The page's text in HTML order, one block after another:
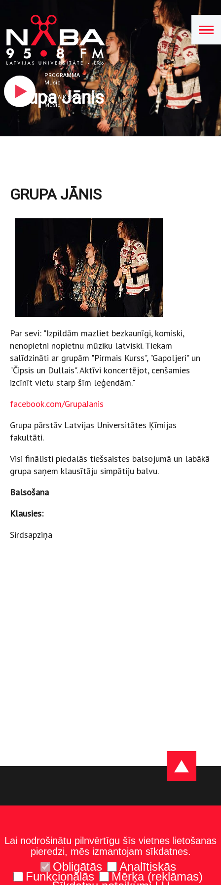
PROGRAMMA
Music
PAŠLAIK SKAN
Music
Grupa Jānis
GRUPA JĀNIS
Par sevi: "Izpildām mazliet bezkaunīgi, komiski,
nenopietni nopietnu mūziku latviski. Tiekam
salīdzināti ar grupām "Pirmais Kurss", "Gapoljeri" un
"Čipsis un Dullais". Aktīvi koncertējot, cenšamies
izcīnīt vietu starp šīm leģendām."
facebook.com/GrupaJanis
Grupa pārstāv Latvijas Universitātes Ķīmijas
fakultāti.
Visi finālisti piedalās tiešsaistes balsojumā un labākā
grupa saņem klausītāju simpātiju balvu.
Balsošana
Klausies:
Sirdsapziņa
Lai nodrošinātu pilnvērtīgu šīs vietnes lietošanas
pieredzi, mēs izmantojam sīkdatnes.
Obligātās Analītiskās
Funkcionālās Mērķa (reklāmas)